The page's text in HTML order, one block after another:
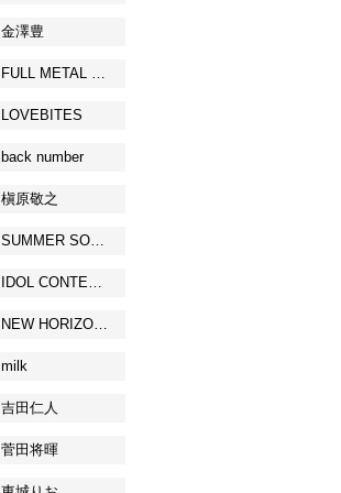
金澤豊
FULL METAL JAPAN 2026
LOVEBITES
back number
槇原敬之
SUMMER SONIC
IDOL CONTENT EXPO
NEW HORIZON FEST
milk
吉田仁人
菅田将暉